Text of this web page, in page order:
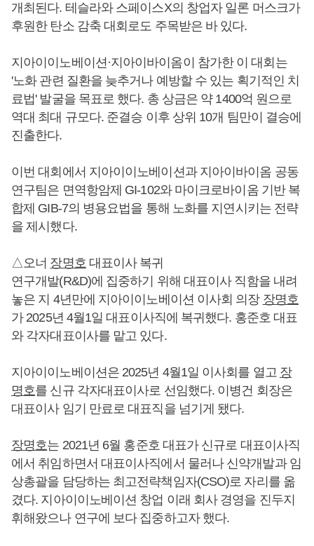
개최된다. 테슬라와 스페이스X의 창업자 일론 머스크가
후원한 탄소 감축 대회로도 주목받은 바 있다.
지아이이노베이션·지아이바이옴이 참가한 이 대회는
'노화 관련 질환을 늦추거나 예방할 수 있는 획기적인 치
료법' 발굴을 목표로 했다. 총 상금은 약 1400억 원으로
역대 최대 규모다. 준결승 이후 상위 10개 팀만이 결승에
진출한다.
이번 대회에서 지아이이노베이션과 지아이바이옴 공동
연구팀은 면역항암제 GI-102와 마이크로바이옴 기반 복
합제 GIB-7의 병용요법을 통해 노화를 지연시키는 전략
을 제시했다.
△오너 장명호 대표이사 복귀
연구개발(R&D)에 집중하기 위해 대표이사 직함을 내려
놓은 지 4년만에 지아이이노베이션 이사회 의장 장명호
가 2025년 4월1일 대표이사직에 복귀했다. 홍준호 대표
와 각자대표이사를 맡고 있다.
지아이이노베이션은 2025년 4월1일 이사회를 열고 장
명호를 신규 각자대표이사로 선임했다. 이병건 회장은
대표이사 임기 만료로 대표직을 넘기게 됐다.
장명호는 2021년 6월 홍준호 대표가 신규로 대표이사직
에서 취임하면서 대표이사직에서 물러나 신약개발과 임
상총괄을 담당하는 최고전략책임자(CSO)로 자리를 옮
겼다. 지아이이노베이션 창업 이래 회사 경영을 진두지
휘해왔으나 연구에 보다 집중하고자 했다.